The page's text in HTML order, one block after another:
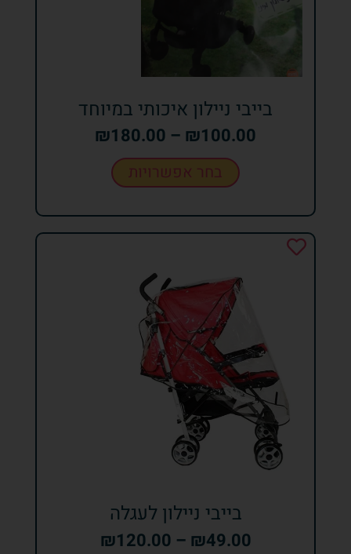
בייבי ניילון איכותי במיוחד
₪100.00
–
₪180.00
בחר אפשרויות
בייבי ניילון לעגלה
₪49.00
–
₪120.00